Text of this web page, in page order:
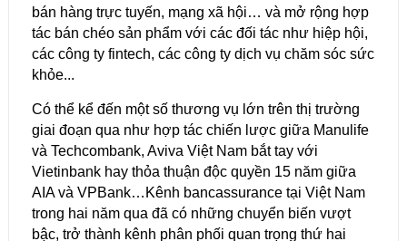
bán hàng trực tuyến, mạng xã hội… và mở rộng hợp
tác bán chéo sản phẩm với các đối tác như hiệp hội,
các công ty fintech, các công ty dịch vụ chăm sóc sức
khỏe...
Có thể kể đến một số thương vụ lớn trên thị trường
giai đoạn qua như hợp tác chiến lược giữa Manulife
và Techcombank, Aviva Việt Nam bắt tay với
Vietinbank hay thỏa thuận độc quyền 15 năm giữa
AIA và VPBank…Kênh bancassurance tại Việt Nam
trong hai năm qua đã có những chuyển biến vượt
bậc, trở thành kênh phân phối quan trọng thứ hai